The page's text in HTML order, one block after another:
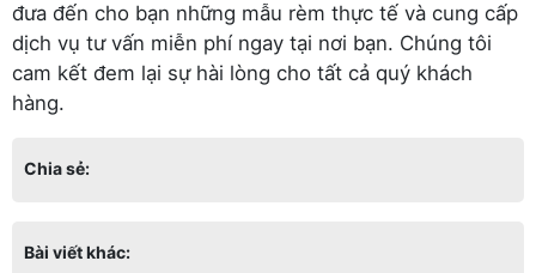
đưa đến cho bạn những mẫu rèm thực tế và cung cấp
dịch vụ tư vấn miễn phí ngay tại nơi bạn. Chúng tôi
cam kết đem lại sự hài lòng cho tất cả quý khách
hàng.
Chia sẻ:
Bài viết khác: